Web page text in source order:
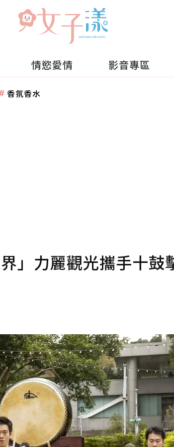
情慾愛情 影音專區
香氛香水
」力麗觀光攜手十鼓